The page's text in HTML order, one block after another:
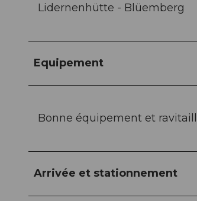
Lidernenhütte - Blüemberg
Equipement
Bonne équipement et
Arrivée et stationnement